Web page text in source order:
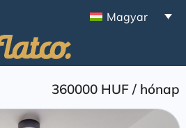
Magyar
360000 HUF/ hónap